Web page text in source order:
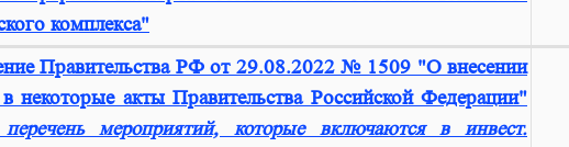
комплекса"
Правительства РФ от 29.08.2022 № 1509 "О внесении
некоторые акты Правительства Российской Федерации"
мероприятий, которые включаются в инвест.